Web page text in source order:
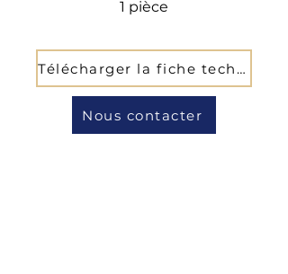
1 pièce
Télécharger la fiche technique
Nous contacter